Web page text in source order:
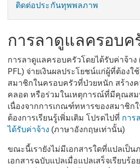
ติดต่อประกันทุพพลภาพ
การลาดูแลครอบค
การลาดูแลครอบครัวโดยได้รับค่าจ้าง
PFL) จ่ายเงินผลประโยชน์แก่ผู้ที่ต้องใ
สมาชิกในครอบครัวที่ป่วยหนัก สร้าง
คลอด หรือร่วมในเหตุการณ์ที่มีคุณส
เนื่องจากการเกณฑ์ทหารของสมาชิก
ต้องการเรียนรู้เพิ่มเติม โปรดไปที่ การ
ได้รับค่าจ้าง (ภาษาอังกฤษเท่านั้น)
ขณะนี้เรายังไม่มีเอกสารใดที่แปลเป็น
เอกสารฉบับแปลเมื่อแปลเสร็จเรียบร้